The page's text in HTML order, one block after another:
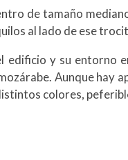
de tamaño
al lado de ese
edificio y su entorno
Aunque hay
colores,